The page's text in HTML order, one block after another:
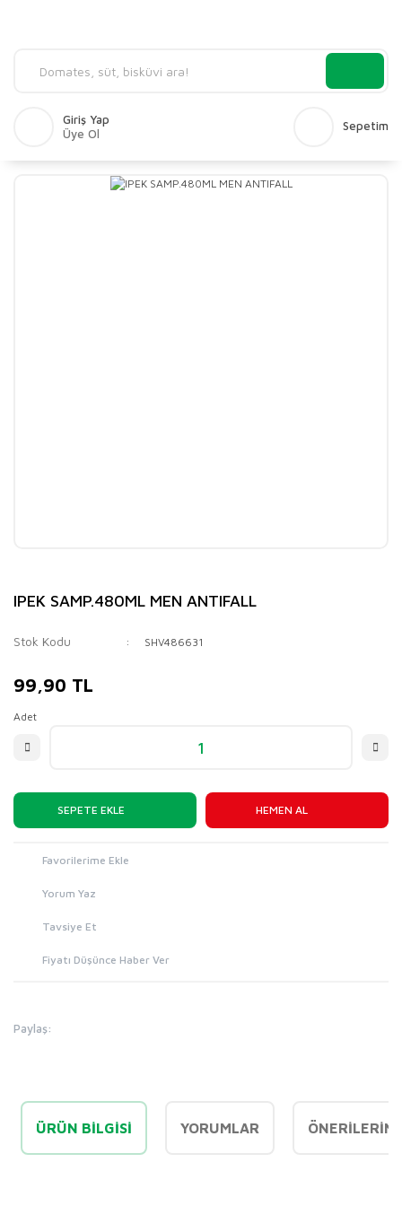
Giriş Yap
Üye Ol
Sepetim
IPEK SAMP.480ML MEN ANTIFALL
Stok Kodu SHV486631
99,90 TL
Adet
SEPETE EKLE HEMEN AL
Yorum Yaz
Tavsiye Et
Fiyatı Düşünce Haber Ver
Paylaş:
ÜRÜN BILGISI YORUMLAR